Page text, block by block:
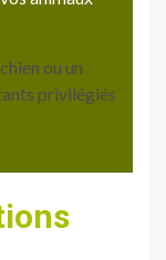
ou un
privilégiés